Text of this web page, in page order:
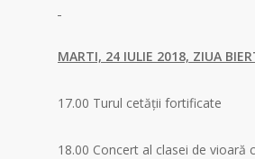
MARTI, 24 IULIE 2018, ZIUA
17.00 Turul cetăţii fortificate
18.00 Concert al clasei de vioară